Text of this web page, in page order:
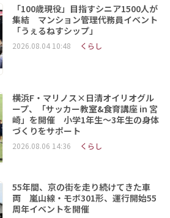
「100歳現役」目指すシニア1500人が
集結 マンション管理代務員イベント
「うぇるねすシップ」
2026.08.04 10:48 くらし
横浜F・マリノス×日清オイリオグル
ープ、「サッカー教室&食育講座 in 宮
崎」を開催 小学1年生～3年生の身体
づくりをサポート
2026.08.06 14:36 くらし
55年間、京の街を走り続けてきた車
両 嵐山線・モボ301形、運行開始55
周年イベントを開催